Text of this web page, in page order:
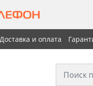
Доставка и оплата